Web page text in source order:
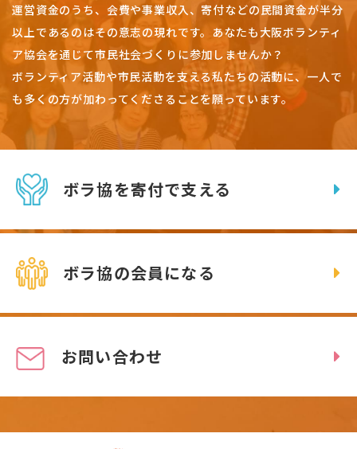
運営資金のうち、会費や事業収入、寄付などの民間資金が半分
以上であるのはその意志の現れです。 あなたも大阪ボランティ
ア協会を通じて市民社会づくりに参加しませんか？
ボランティア活動や市民活動を支える私たちの活動に、一人で
も多くの方が加わってくださることを願っています。
ボラ協を寄付で支える
ボラ協の会員になる
お問い合わせ